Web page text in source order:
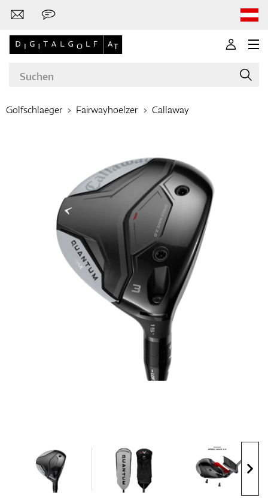
Golfschläger
Bekleidung
Handschuhe
Schuhe
Bags
Golfschlaeger Fairwayhoelzer Callaway